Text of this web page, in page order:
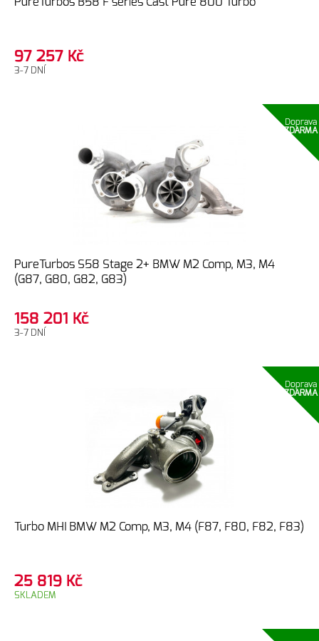
97 257 Kč
3-7 DNÍ
PureTurbos S58 Stage 2+ BMW M2 Comp, M3, M4
(G87, G80, G82, G83)
158 201 Kč
3-7 DNÍ
Doprava
ZDARMA
Turbo MHI BMW M2 Comp, M3, M4 (F87, F80, F82, F83)
25 819 Kč
SKLADEM
Doprava
ZDARMA